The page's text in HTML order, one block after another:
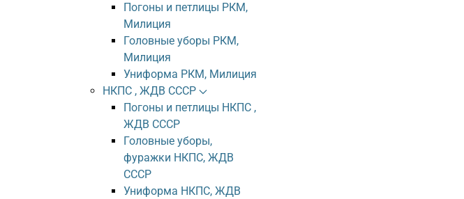
Погоны и петлицы РКМ,
Милиция
Головные уборы РКМ,
Милиция
Униформа РКМ, Милиция
НКПС , ЖДВ СССР
Погоны и петлицы НКПС ,
ЖДВ СССР
Головные уборы,
фуражки НКПС, ЖДВ
СССР
Униформа НКПС, ЖДВ